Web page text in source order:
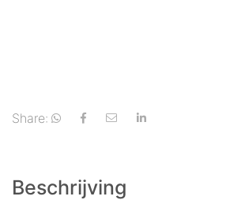
Share:
Beschrijving